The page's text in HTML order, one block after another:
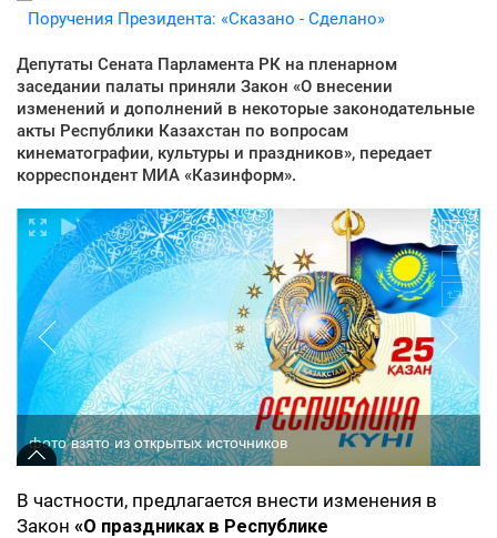
Поручения Президента: «Сказано - Сделано»
Депутаты Сената Парламента РК на пленарном
заседании палаты приняли Закон «О внесении
изменений и дополнений в некоторые законодательные
акты Республики Казахстан по вопросам
кинематографии, культуры и праздников», передает
корреспондент МИА «Казинформ».
фото взято из открытых источников
В частности, предлагается внести изменения в
Закон «О праздниках в Республике